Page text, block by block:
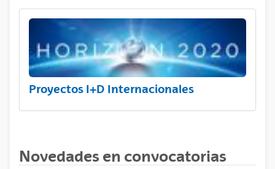
Proyectos I+D Internacionales
Novedades en convocatorias